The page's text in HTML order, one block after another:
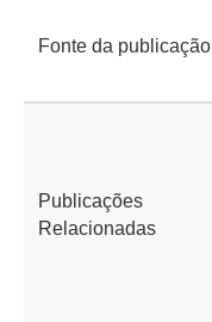
Fonte da publicação
Publicações
Relacionadas